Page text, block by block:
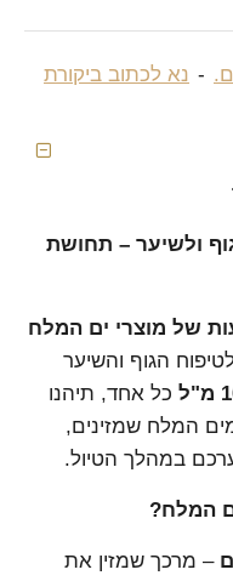
- נא לכתוב ביקורת
ולשיער – תחושת
של מוצרי ים המלח
הגוף והשיער
כל אחד, תיהנו
המלח שמזינים,
במהלך הטיול.
המלח?
– מרכך שמזין את